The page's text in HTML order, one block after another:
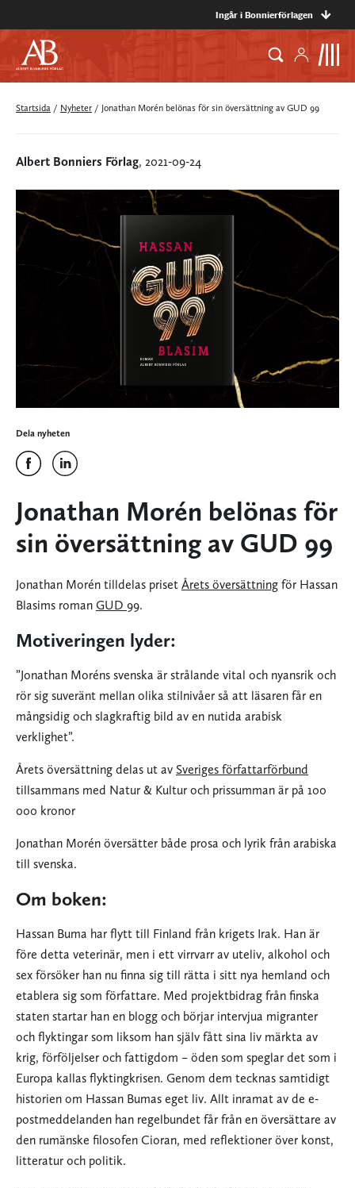
Ingår i Bonnierförlagen
Startsida / Nyheter / Jonathan Morén belönas för sin översättning av GUD 99
Albert Bonniers Förlag, 2021-09-24
Dela nyheten
Jonathan Morén belönas för
sin översättning av GUD 99
Jonathan Morén tilldelas priset Årets översättning för Hassan
Blasims roman GUD 99.
Motiveringen lyder:
”Jonathan Moréns svenska är strålande vital och nyansrik och
rör sig suveränt mellan olika stilnivåer så att läsaren får en
mångsidig och slagkraftig bild av en nutida arabisk
verklighet”.
Årets översättning delas ut av Sveriges författarförbund
tillsammans med Natur & Kultur och prissumman är på 100
000 kronor
Jonathan Morén översätter både prosa och lyrik från arabiska
till svenska.
Om boken:
Hassan Buma har flytt till Finland från krigets Irak. Han är
före detta veterinär, men i ett virrvarr av uteliv, alkohol och
sex försöker han nu finna sig till rätta i sitt nya hemland och
etablera sig som författare. Med projektbidrag från finska
staten startar han en blogg och börjar intervjua migranter
och flyktingar som liksom han själv fått sina liv märkta av
krig, förföljelser och fattigdom – öden som speglar det som i
Europa kallas flyktingkrisen. Genom dem tecknas samtidigt
historien om Hassan Bumas eget liv. Allt inramat av de e-
postmeddelanden han regelbundet får från en översättare av
den rumänske filosofen Cioran, med reflektioner över konst,
litteratur och politik.